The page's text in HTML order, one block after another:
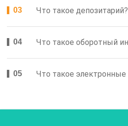
Что такое
Что такое оборотный
Что такое электронные